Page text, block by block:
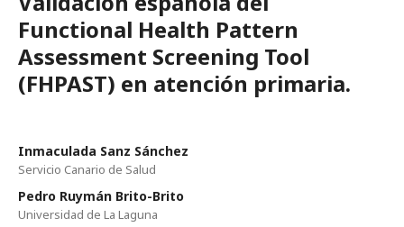
Functional Health Pattern
Assessment Screening Tool
(FHPAST) en atención primaria.
Inmaculada Sanz Sánchez
Servicio Canario de Salud
Pedro Ruymán Brito-Brito
Universidad de La Laguna